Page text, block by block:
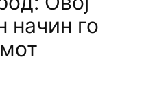
начин го